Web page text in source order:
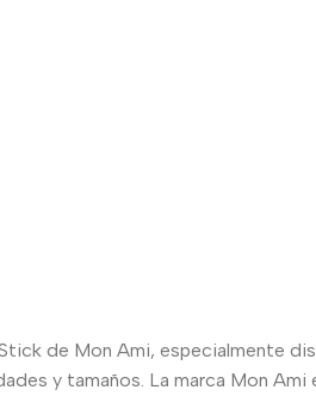
de Mon Ami, especialmente
y tamaños. La marca Mon